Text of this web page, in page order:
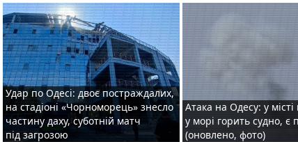
Удар по Одесі: двоє постраждалих,
на стадіоні «Чорноморець» знесло
частину даху, суботній матч
під загрозою
Атака на Одесу: у місті
у морі горить судно, є
(оновлено, фото)